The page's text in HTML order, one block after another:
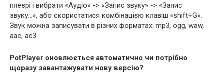
плеєрі і вибрати «Аудіо» -> «Запис звуку» -> «Запис
звуку…», або скористатися комбінацією клавіш «shift+G».
Звук можна записувати в різних форматах: mp3, ogg, waw,
aac, ac3.
PotPlayer оновлюється автоматично чи потрібно
щоразу завантажувати нову версію?